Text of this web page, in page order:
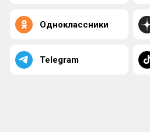
Одноклассники
Telegram